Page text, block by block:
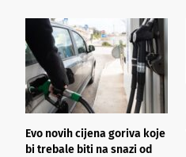
Evo novih cijena goriva koje
bi trebale biti na snazi od